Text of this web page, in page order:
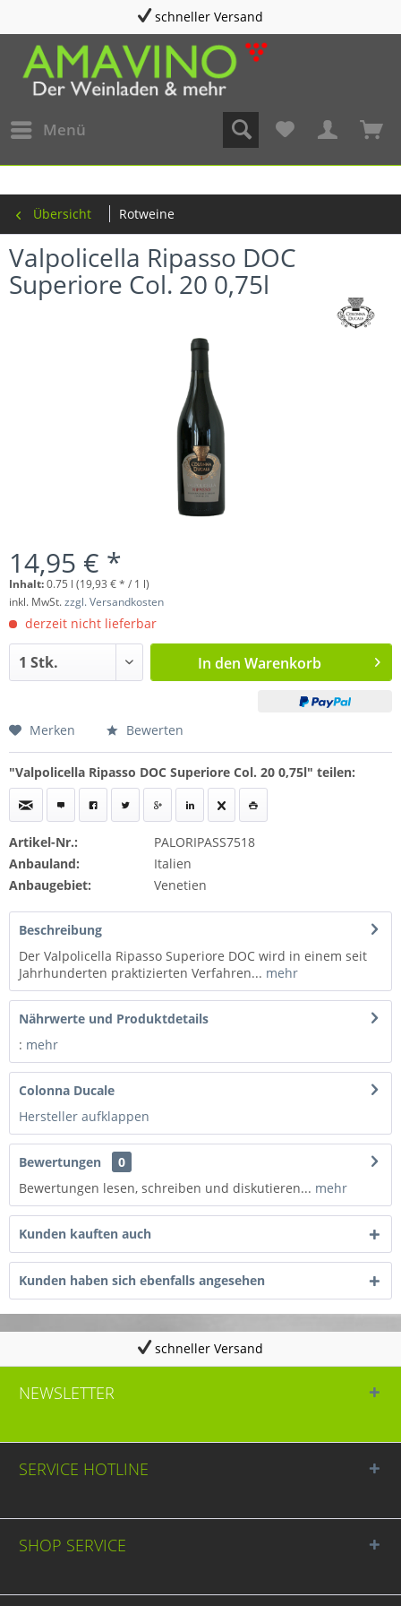
schneller Versand
Menü
Übersicht Rotweine
Valpolicella Ripasso DOC
Superiore Col. 20 0,75l
14,95 € *
Inhalt:0.75 l (19,93 € * / 1 l)
inkl. MwSt.zzgl. Versandkosten
derzeit nicht lieferbar
In den Warenkorb
Merken Bewerten
"Valpolicella Ripasso DOC Superiore Col. 20 0,75l" teilen:
Artikel-Nr.:
PALORIPASS7518
Anbauland:
Italien
Anbaugebiet:
Venetien
Beschreibung
Der Valpolicella Ripasso Superiore DOC wird in einem seit
Jahrhunderten praktizierten Verfahren... mehr
Nährwerte und Produktdetails
: mehr
Colonna Ducale
Hersteller aufklappen
Bewertungen
0
Bewertungen lesen, schreiben und diskutieren... mehr
Kunden kauften auch
Kunden haben sich ebenfalls angesehen
schneller Versand
NEWSLETTER
SERVICE HOTLINE
SHOP SERVICE